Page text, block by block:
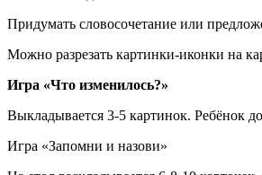
Придумать словосочетание или
Можно разрезать картинки-иконки на
Игра «Что изменилось?»
Выкладывается 3-5 картинок. Ребёнок
Игра «Запомни и назови»